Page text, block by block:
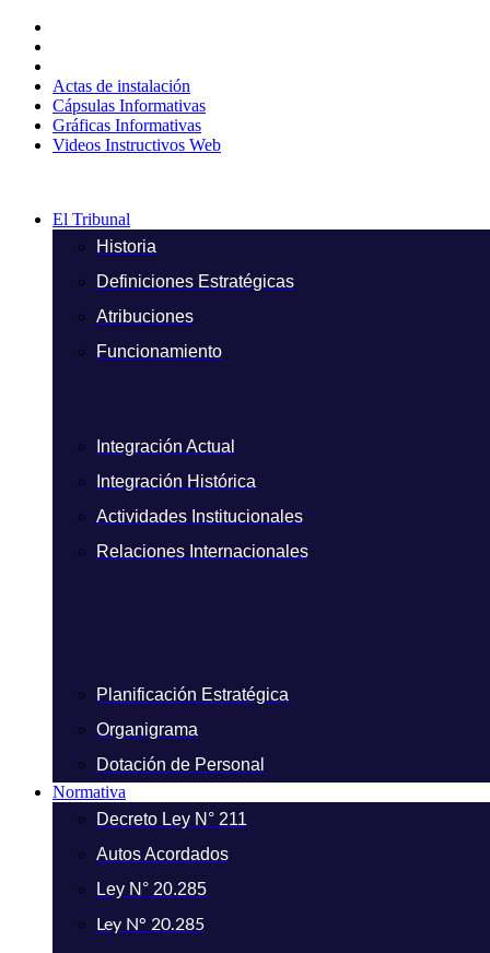
contenido
Actas de instalación
Cápsulas Informativas
Gráficas Informativas
Videos Instructivos Web
El Tribunal
Historia
Definiciones Estratégicas
Atribuciones
Funcionamiento
Integración Actual
Integración Histórica
Actividades Institucionales
Relaciones Internacionales
Planificación Estratégica
Organigrama
Dotación de Personal
Normativa
Decreto Ley N° 211
Autos Acordados
Ley N° 20.285
Ley N° 20.285